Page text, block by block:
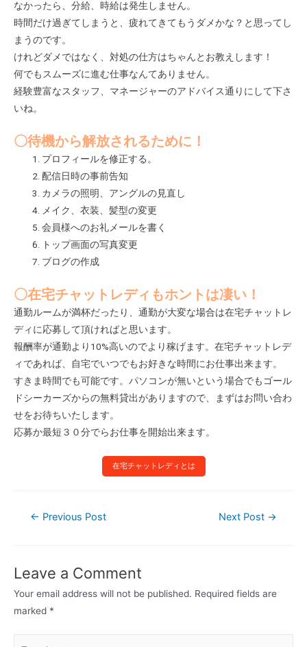
なかったら、分給、時給は発生しません。
時間だけ過ぎてしまうと、疲れてきてもうダメかな？と思ってし
まうのです。
けれどダメではなく、対処の仕方はちゃんとお教えします！
何でもスムーズに進む仕事なんてありません。
経験豊富なスタッフ、マネージャーのアドバイス通りにして下さ
いね。
〇待機から解放されるために！
プロフィールを修正する。
配信日時の事前告知
カメラの照明、アングルの見直し
メイク、衣装、髪型の変更
会員様へのお礼メールを書く
トップ画面の写真変更
ブログの作成
〇在宅チャットレディもホントは凄い！
通勤ルームが満杯だったり、通勤が大変な場合は在宅チャットレ
ディに応募して頂ければと思います。
報酬率が通勤より10%高いのでより稼げます。在宅チャットレデ
ィであれば、自宅でいつでもお好きな時間にお仕事出来ます。
すきま時間でも可能です。パソコンが無いという場合でもゴール
ドシーカーズからの無料貸出がありますので、まずはお問い合わ
せをお待ちいたします。
応募か最短３０分でらお仕事を開始出来ます。
在宅チャットレディとは
← Previous Post Next Post →
Leave a Comment
Your email address will not be published. Required fields are
marked *